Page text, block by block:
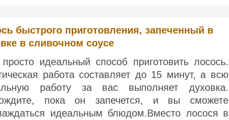
быстрого приготовления, запеченный в
в сливочном соусе
идеальный способ приготовить лосось.
работа составляет до 15 минут, а всю
работу за вас выполняет духовка.
пока он запечется, и вы сможете
идеальным блюдом.Вместо лосося в